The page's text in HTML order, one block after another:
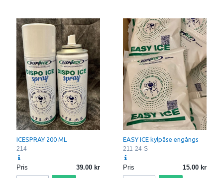
ICESPRAY 200 ML
214
Pris 39.00
EASY ICE kylpåse engångs
211-24-S
Pris 15.00